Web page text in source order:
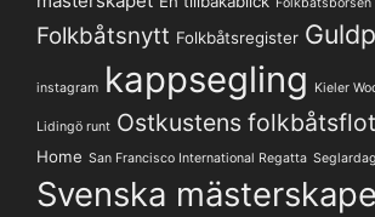
Folkbåtsbörsen
Folkbåtsnytt Folkbåtsregister
instagram kappsegling Kieler
Lidingö runt Ostkustens
Home San Francisco International Regatta
Svenska